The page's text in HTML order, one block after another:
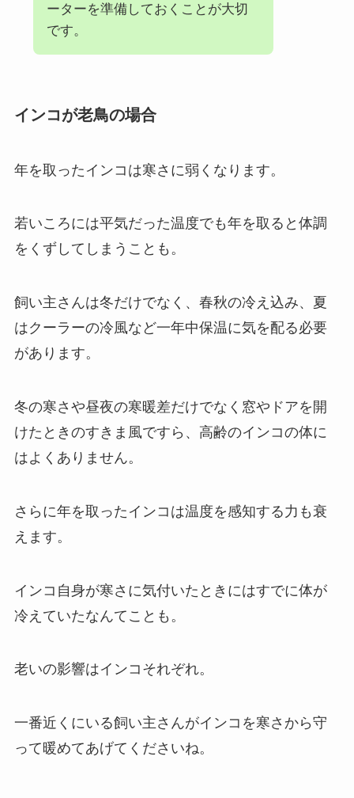
ーターを準備しておくことが大切
です。
インコが老鳥の場合
年を取ったインコは寒さに弱くなります。
若いころには平気だった温度でも年を取ると体調
をくずしてしまうことも。
飼い主さんは冬だけでなく、春秋の冷え込み、夏
はクーラーの冷風など一年中保温に気を配る必要
があります。
冬の寒さや昼夜の寒暖差だけでなく窓やドアを開
けたときのすきま風ですら、高齢のインコの体に
はよくありません。
さらに年を取ったインコは温度を感知する力も衰
えます。
インコ自身が寒さに気付いたときにはすでに体が
冷えていたなんてことも。
老いの影響はインコそれぞれ。
一番近くにいる飼い主さんがインコを寒さから守
って暖めてあげてくださいね。